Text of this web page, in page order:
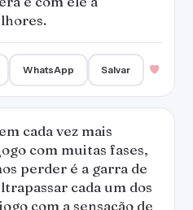
WhatsApp Salvar